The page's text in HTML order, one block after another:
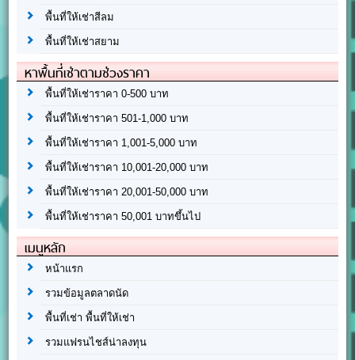
พื้นที่ให้เช่าสีลม
พื้นที่ให้เช่าสยาม
หาพื้นที่เช่าตามช่วงราคา
พื้นที่ให้เช่าราคา 0-500 บาท
พื้นที่ให้เช่าราคา 501-1,000 บาท
พื้นที่ให้เช่าราคา 1,001-5,000 บาท
พื้นที่ให้เช่าราคา 10,001-20,000 บาท
พื้นที่ให้เช่าราคา 20,001-50,000 บาท
พื้นที่ให้เช่าราคา 50,001 บาทขึ้นไป
เมนูหลัก
หน้าแรก
รวมข้อมูลตลาดนัด
พื้นที่เช่า พื้นที่ให้เช่า
รวมแฟรนไชส์น่าลงทุน